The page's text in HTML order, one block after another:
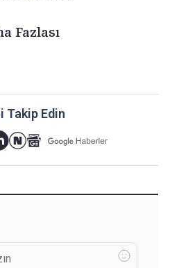
Fazlası
Takip Edin